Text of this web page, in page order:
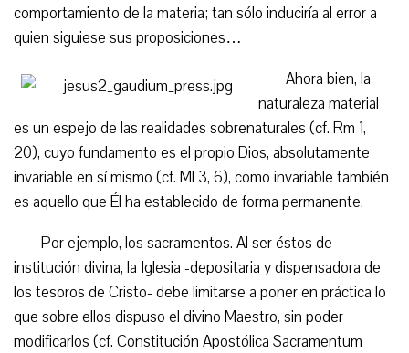
comportamiento de la materia; tan sólo induciría al error a
quien siguiese sus proposiciones…
Ahora bien, la
naturaleza material
es un espejo de las realidades sobrenaturales (cf. Rm 1,
20), cuyo fundamento es el propio Dios, absolutamente
invariable en sí mismo (cf. Ml 3, 6), como invariable también
es aquello que Él ha establecido de forma permanente.
Por ejemplo, los sacramentos. Al ser éstos de
institución divina, la Iglesia -depositaria y dispensadora de
los tesoros de Cristo- debe limitarse a poner en práctica lo
que sobre ellos dispuso el divino Maestro, sin poder
modificarlos (cf. Constitución Apostólica Sacramentum